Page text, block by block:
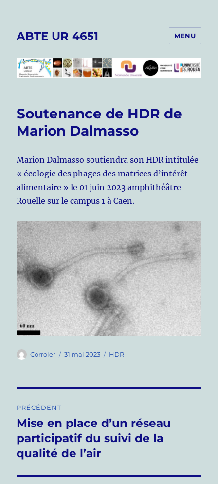
ABTE UR 4651 MENU
Soutenance de HDR de
Marion Dalmasso
Marion Dalmasso soutiendra son HDR intitulée
« écologie des phages des matrices d’intérêt
alimentaire » le 01 juin 2023 amphithéâtre
Rouelle sur le campus 1 à Caen.
Auteur
Corroler
Publié
31 mai 2023 Catégories
HDR
de
l’article
PRÉCÉDENT
Publication
précédente :
Mise en place d’un réseau
participatif du suivi de la
qualité de l’air